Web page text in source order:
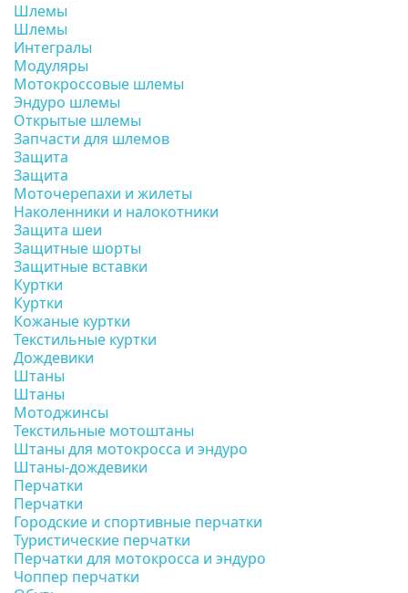
Шлемы
Шлемы
Интегралы
Модуляры
Мотокроссовые шлемы
Эндуро шлемы
Открытые шлемы
Запчасти для шлемов
Защита
Защита
Моточерепахи и жилеты
Наколенники и налокотники
Защита шеи
Защитные шорты
Защитные вставки
Куртки
Куртки
Кожаные куртки
Текстильные куртки
Дождевики
Штаны
Штаны
Мотоджинсы
Текстильные мотоштаны
Штаны для мотокросса и эндуро
Штаны-дождевики
Перчатки
Перчатки
Городские и спортивные перчатки
Туристические перчатки
Перчатки для мотокросса и эндуро
Чоппер перчатки